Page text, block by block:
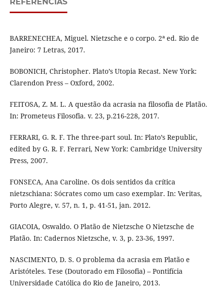
BARRENECHEA, Miguel. Nietzsche e o corpo. 2ª ed. Rio de
Janeiro: 7 Letras, 2017.
BOBONICH, Christopher. Plato’s Utopia Recast. New York:
Clarendon Press – Oxford, 2002.
FEITOSA, Z. M. L. A questão da acrasia na filosofia de Platão.
In: Prometeus Filosofia. v. 23, p.216-228, 2017.
FERRARI, G. R. F. The three-part soul. In: Plato’s Republic,
edited by G. R. F. Ferrari, New York: Cambridge University
Press, 2007.
FONSECA, Ana Caroline. Os dois sentidos da crítica
nietzschiana: Sócrates como um caso exemplar. In: Veritas,
Porto Alegre, v. 57, n. 1, p. 41-51, jan. 2012.
GIACOIA, Oswaldo. O Platão de Nietzsche O Nietzsche de
Platão. In: Cadernos Nietzsche, v. 3, p. 23-36, 1997.
NASCIMENTO, D. S. O problema da acrasia em Platão e
Aristóteles. Tese (Doutorado em Filosofia) – Pontifícia
Universidade Católica do Rio de Janeiro, 2013.